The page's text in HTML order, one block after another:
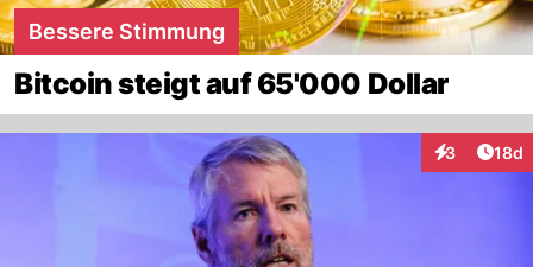
Bessere Stimmung
Bitcoin steigt auf 65'000 Dollar
3
Interaktionen
18d